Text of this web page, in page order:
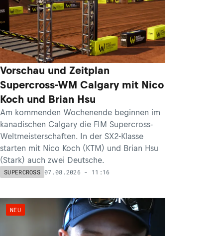
Vorschau und Zeitplan
Supercross-WM Calgary mit Nico
Koch und Brian Hsu
Am kommenden Wochenende beginnen im
kanadischen Calgary die FIM Supercross-
Weltmeisterschaften. In der SX2-Klasse
starten mit Nico Koch (KTM) und Brian Hsu
(Stark) auch zwei Deutsche.
SUPERCROSS 07.08.2026 - 11:16
NEU